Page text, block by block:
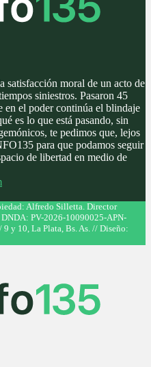
satisfacción moral de un acto de
siniestros. Pasaron 45
en el poder continúa el blindaje
es lo que está pasando, sin
te pedimos que, lejos
para que podamos seguir
de libertad en medio de
Alfredo Silletta. Director
PV-2026-10090025-APN-
y 10, La Plata, Bs. As. // Diseño: